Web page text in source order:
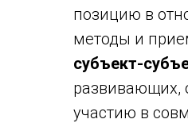
позицию в
методы и
субъект-
развивающих,
участию в